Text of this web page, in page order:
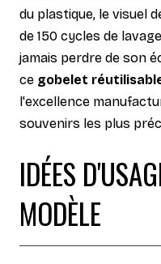
du plastique, le visuel
de 150 cycles de
jamais perdre de son
ce gobelet
l'excellence
souvenirs les plus
IDÉES
MODÈLE